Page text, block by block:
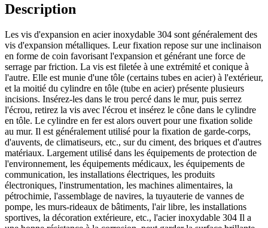
Description
Les vis d'expansion en acier inoxydable 304 sont généralement des
vis d'expansion métalliques. Leur fixation repose sur une inclinaison
en forme de coin favorisant l'expansion et générant une force de
serrage par friction. La vis est filetée à une extrémité et conique à
l'autre. Elle est munie d'une tôle (certains tubes en acier) à l'extérieur,
et la moitié du cylindre en tôle (tube en acier) présente plusieurs
incisions. Insérez-les dans le trou percé dans le mur, puis serrez
l'écrou, retirez la vis avec l'écrou et insérez le cône dans le cylindre
en tôle. Le cylindre en fer est alors ouvert pour une fixation solide
au mur. Il est généralement utilisé pour la fixation de garde-corps,
d'auvents, de climatiseurs, etc., sur du ciment, des briques et d'autres
matériaux. Largement utilisé dans les équipements de protection de
l'environnement, les équipements médicaux, les équipements de
communication, les installations électriques, les produits
électroniques, l'instrumentation, les machines alimentaires, la
pétrochimie, l'assemblage de navires, la tuyauterie de vannes de
pompe, les murs-rideaux de bâtiments, l'air libre, les installations
sportives, la décoration extérieure, etc., l'acier inoxydable 304 Il a